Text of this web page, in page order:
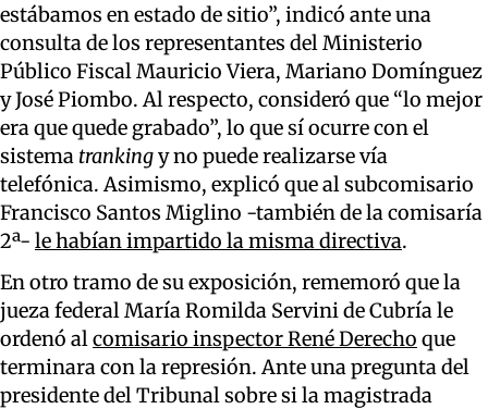
estábamos en estado de sitio”, indicó ante una
consulta de los representantes del Ministerio
Público Fiscal Mauricio Viera, Mariano Domínguez
y José Piombo. Al respecto, consideró que “lo mejor
era que quede grabado”, lo que sí ocurre con el
sistema trankingy no puede realizarse vía
telefónica. Asimismo, explicó que al subcomisario
Francisco Santos Miglino -también de la comisaría
2ª- le habían impartido la misma directiva.
En otro tramo de su exposición, rememoró que la
jueza federal María Romilda Servini de Cubría le
ordenó alcomisario inspector René Derecho que
terminara con la represión. Ante una pregunta del
presidente del Tribunal sobre si la magistrada